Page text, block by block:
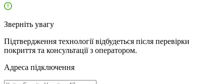
Зверніть увагу
Підтвердження технології відбудеться після перевірки
покриття та консультації з оператором.
Адресa підключення